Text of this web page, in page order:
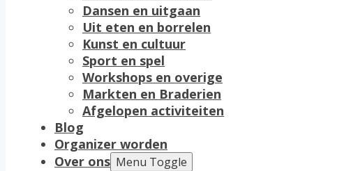
Dansen en uitgaan
Uit eten en borrelen
Kunst en cultuur
Sport en spel
Workshops en overige
Markten en Braderien
Afgelopen activiteiten
Blog
Organizer worden
Over ons Menu Toggle